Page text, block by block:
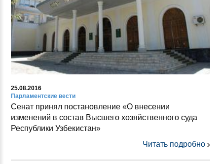
25.08.2016
Парламентские вести
Сенат принял постановление «О внесении
изменений в состав Высшего хозяйственного суда
Республики Узбекистан»
Читать подробно